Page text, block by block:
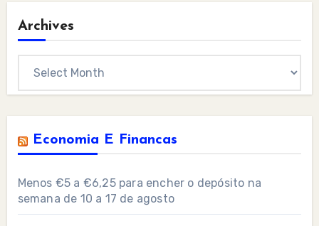
Archives
Economia E Financas
Menos €5 a €6,25 para encher o depósito na
semana de 10 a 17 de agosto